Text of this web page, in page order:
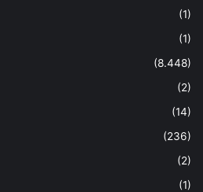
(1)
(1)
(8.448)
(2)
(14)
(236)
(2)
(1)